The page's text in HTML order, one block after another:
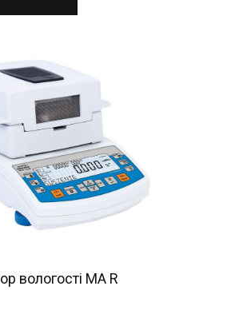
вологості MA R